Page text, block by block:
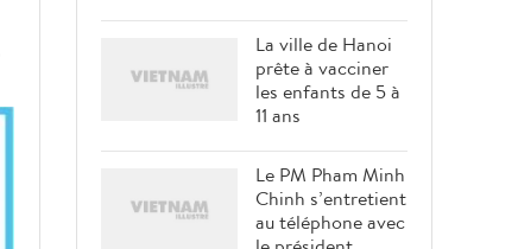
La ville de Hanoi
prête à vacciner
les enfants de 5 à
11 ans
Le PM Pham Minh
Chinh s’entretient
au téléphone avec